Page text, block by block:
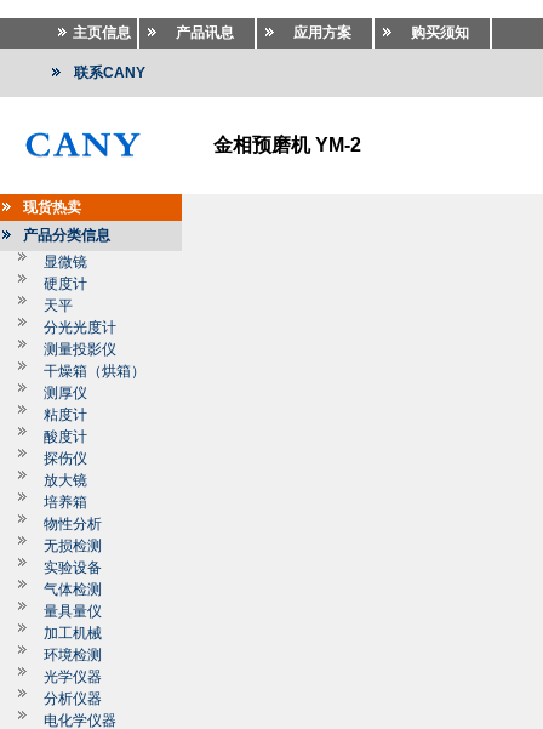
主页信息 产品讯息 应用方案 购买须知
联系CANY
金相预磨机 YM-2
现货热卖
产品分类信息
显微镜
硬度计
天平
分光光度计
测量投影仪
干燥箱（烘箱）
测厚仪
粘度计
酸度计
探伤仪
放大镜
培养箱
物性分析
无损检测
实验设备
气体检测
量具量仪
加工机械
环境检测
光学仪器
分析仪器
电化学仪器